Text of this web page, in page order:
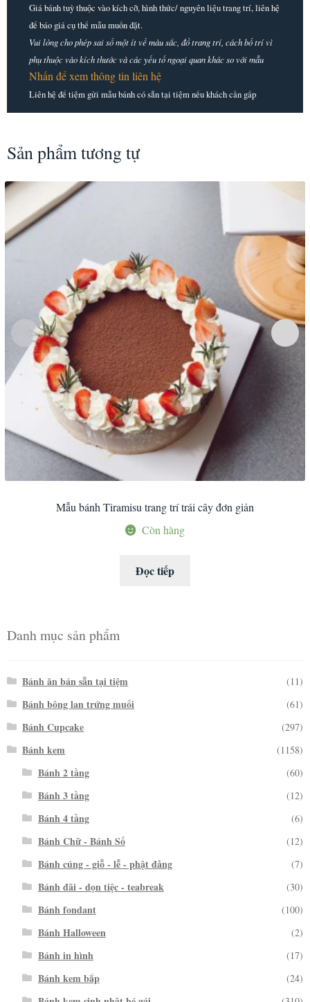
Giá bánh tuỳ thuộc vào kích cỡ, hình thức/ nguyên liệu trang trí, liên hệ
để báo giá cụ thể mẫu muốn đặt.
Vui lòng cho phép sai số một ít về màu sắc, đồ trang trí, cách bố trí vì
phụ thuộc vào kích thước và các yếu tố ngoại quan khác so với mẫu
Nhấn để xem thông tin liên hệ
Liên hệ để tiệm gửi mẫu bánh có sẵn tại tiệm nếu khách cần gấp
Sản phẩm tương tự
Mẫu bánh Tiramisu trang trí trái cây đơn giản
Còn hàng
Đọc tiếp
Danh mục sản phẩm
Bánh ăn bán sẵn tại tiệm (11)
Bánh bông lan trứng muối (61)
Bánh Cupcake (297)
Bánh kem (1158)
Bánh 2 tầng (60)
Bánh 3 tầng (12)
Bánh 4 tầng (6)
Bánh Chữ - Bánh Số (12)
Bánh cúng - giỗ - lễ - phật đảng (7)
Bánh đãi - dọn tiệc - teabreak (30)
Bánh fondant (100)
Bánh Halloween (2)
Bánh in hình (17)
Bánh kem bắp (24)